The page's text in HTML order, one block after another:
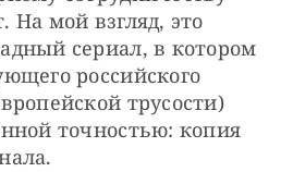
мой взгляд, это
сериал, в котором
российского
трусости)
точностью: копия